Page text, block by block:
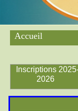
Inscriptions
2026
Accueil